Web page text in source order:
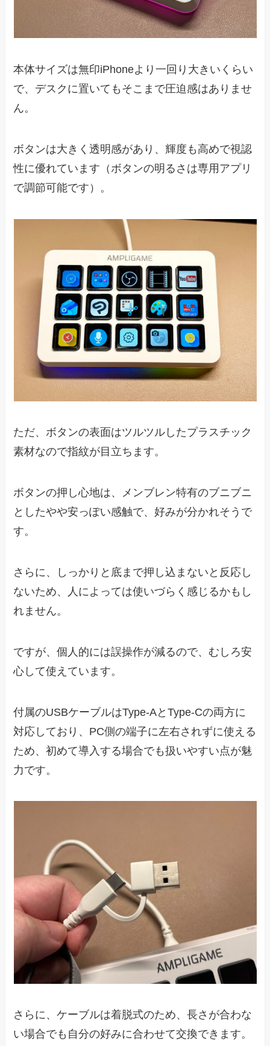
本体サイズは無印iPhoneより一回り大きいくらい
で、デスクに置いてもそこまで圧迫感はありませ
ん。
ボタンは大きく透明感があり、輝度も高めで視認
性に優れています（ボタンの明るさは専用アプリ
で調節可能です）。
ただ、ボタンの表面はツルツルしたプラスチック
素材なので指紋が目立ちます。
ボタンの押し心地は、メンブレン特有のブニブニ
としたやや安っぽい感触で、好みが分かれそうで
す。
さらに、しっかりと底まで押し込まないと反応し
ないため、人によっては使いづらく感じるかもし
れません。
ですが、個人的には誤操作が減るので、むしろ安
心して使えています。
付属のUSBケーブルはType-AとType-Cの両方に
対応しており、PC側の端子に左右されずに使える
ため、初めて導入する場合でも扱いやすい点が魅
力です。
さらに、ケーブルは着脱式のため、長さが合わな
い場合でも自分の好みに合わせて交換できます。